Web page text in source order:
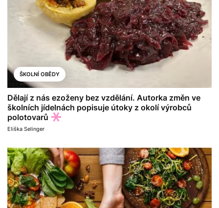
ŠKOLNÍ OBĚDY
Dělají z nás ezoženy bez vzdělání. Autorka změn ve
školních jídelnách popisuje útoky z okolí výrobců
polotovarů
Eliška Selinger